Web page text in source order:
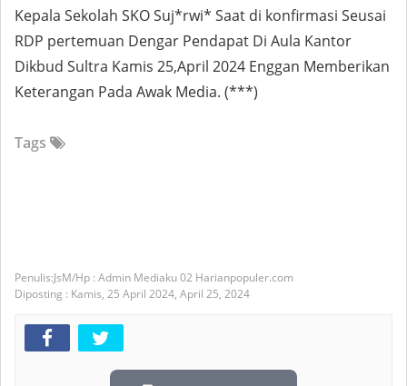
Kepala Sekolah SKO Suj*rwi* Saat di konfirmasi Seusai
RDP pertemuan Dengar Pendapat Di Aula Kantor
Dikbud Sultra Kamis 25,April 2024 Enggan Memberikan
Keterangan Pada Awak Media. (***)
Tags
JsM/Hp : Admin Mediaku 02 Harianpopuler.com
Diposting : Kamis, 25 April 2024, April 25, 2024